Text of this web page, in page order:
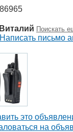
Виталий Поискать
Написать письмо
это
на